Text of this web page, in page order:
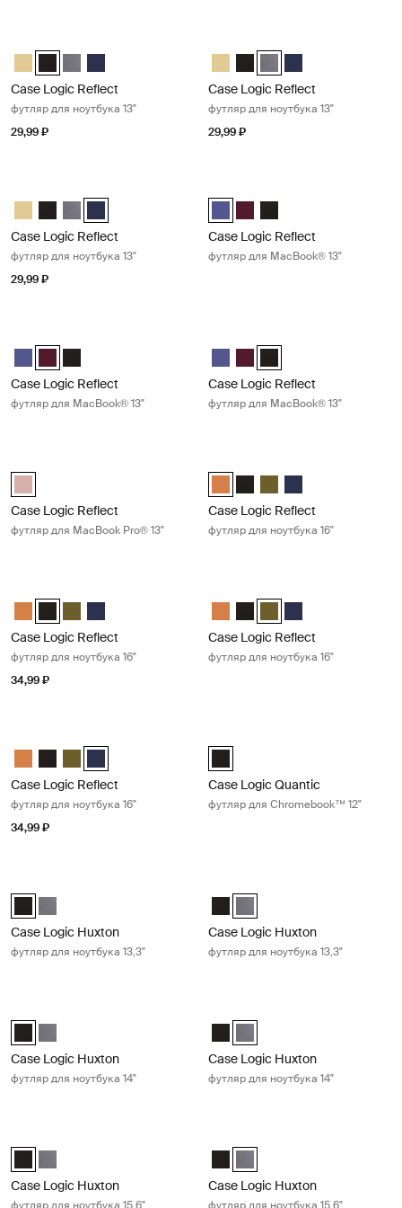
Case Logic Reflect 13" Laptop Sleeve За тем жёлтым
Case Logic Reflect 13" Laptop Sleeve Чёрный (selected)
Case Logic Reflect 13" Laptop Sleeve Графит
Case Logic Reflect 13" Laptop Sleeve Dark Blue
Case Logic Reflect
футляр для ноутбука 13"
29,99 ₽
Case Logic Reflect 13" Laptop
Case Logic Reflect 13"
Case Logic Reflect 13"
Case Logic Reflect
Case Logic Reflect
футляр для ноутбука 13"
29,99 ₽
Case Logic Reflect 13" Laptop Sleeve За тем жёлтым
Case Logic Reflect 13" Laptop Sleeve Чёрный
Case Logic Reflect 13" Laptop Sleeve Графит
Case Logic Reflect 13" Laptop Sleeve Dark Blue
Case Logic Reflect
футляр для ноутбука 13"
29,99 ₽
Case Logic Reflect 13"
Case Logic Reflect 13"
Case Logic Reflect 13"
Case Logic Reflect
футляр для MacBook® 13"
Case Logic Reflect 13" MacBook Pro® Sleeve
Case Logic Reflect 13" MacBook Pro® Sleeve
Case Logic Reflect 13" MacBook Pro® Sleeve Чёрный
Case Logic Reflect
футляр для MacBook® 13"
Case Logic Reflect 13"
Case Logic Reflect 13"
Case Logic Reflect 13"
Case Logic Reflect
футляр для MacBook® 13"
Case Logic Reflect 13" MacBook Pro® Sleeve Зефирно-розовый/
Case Logic Reflect
футляр для MacBook Pro® 13"
Case Logic Reflect 16" Laptop
Case Logic Reflect 16"
Case Logic Reflect 16"
Case Logic Reflect
Case Logic Reflect
футляр для ноутбука 16"
Case Logic Reflect 16" Laptop Sleeve Luscious Orange
Case Logic Reflect 16" Laptop Sleeve Чёрный (selected)
Case Logic Reflect 16" Laptop Sleeve Capulet Olive/Green
Case Logic Reflect 16" Laptop Sleeve Dark Blue
Case Logic Reflect
футляр для ноутбука 16"
34,99 ₽
Case Logic Reflect 16" Laptop
Case Logic Reflect 16"
Case Logic Reflect 16"
Case Logic Reflect
Case Logic Reflect
футляр для ноутбука 16"
Case Logic Reflect 16" Laptop Sleeve Luscious Orange
Case Logic Reflect 16" Laptop Sleeve Чёрный
Case Logic Reflect 16" Laptop Sleeve Capulet Olive/Green
Case Logic Reflect 16" Laptop Sleeve Dark Blue
Case Logic Reflect
футляр для ноутбука 16"
34,99 ₽
Case Logic Quantic 12"
Case Logic Quantic
футляр для Chromebook™ 12"
Case Logic Huxton 13.3" Laptop Sleeve Чёрный (selected)
Case Logic Huxton 13.3" Laptop Sleeve Графит
Case Logic Huxton
футляр для ноутбука 13,3"
Case Logic Huxton 13.3" Laptop
Case Logic Huxton 13.3"
Case Logic Huxton
футляр для ноутбука 13,3"
Case Logic Huxton 14" Laptop Sleeve Чёрный (selected)
Case Logic Huxton 14" Laptop Sleeve Графит
Case Logic Huxton
футляр для ноутбука 14"
Case Logic Huxton 14" Laptop
Case Logic Huxton 14"
Case Logic Huxton
футляр для ноутбука 14"
Case Logic Huxton 15.6" Laptop Sleeve Чёрный (selected)
Case Logic Huxton 15.6" Laptop Sleeve Графит
Case Logic Huxton
Case Logic Huxton 15.6" Laptop
Case Logic Huxton 15.6"
Case Logic Huxton